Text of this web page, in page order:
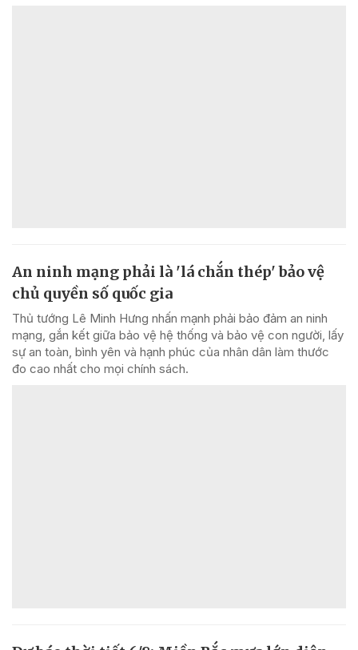
An ninh mạng phải là 'lá chắn thép' bảo vệ
chủ quyền số quốc gia
Thủ tướng Lê Minh Hưng nhấn mạnh phải bảo đảm an ninh
mạng, gắn kết giữa bảo vệ hệ thống và bảo vệ con người, lấy
sự an toàn, bình yên và hạnh phúc của nhân dân làm thước
đo cao nhất cho mọi chính sách.